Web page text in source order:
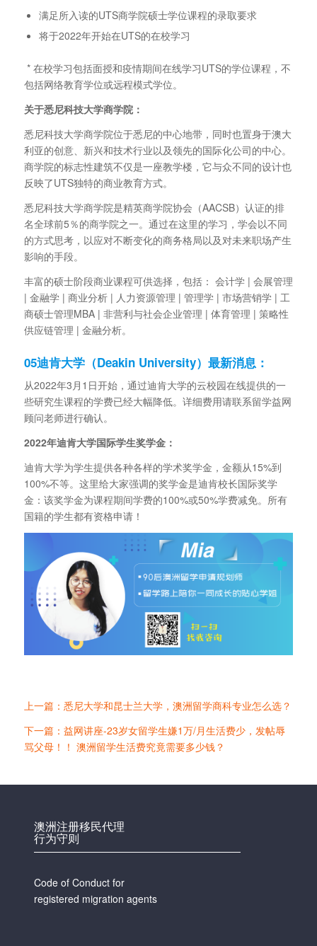
满足所入读的UTS商学院硕士学位课程的录取要求
将于2022年开始在UTS的在校学习
* 在校学习包括面授和疫情期间在线学习UTS的学位课程，不
包括网络教育学位或远程模式学位。
关于悉尼科技大学商学院：
悉尼科技大学商学院位于悉尼的中心地带，同时也置身于澳大
利亚的创意、新兴和技术行业以及领先的国际化公司的中心。
商学院的标志性建筑不仅是一座教学楼，它与众不同的设计也
反映了UTS独特的商业教育方式。
悉尼科技大学商学院是精英商学院协会（AACSB）认证的排
名全球前5％的商学院之一。通过在这里的学习，学会以不同
的方式思考，以应对不断变化的商务格局以及对未来职场产生
影响的手段。
丰富的硕士阶段商业课程可供选择，包括： 会计学 | 会展管理
| 金融学 | 商业分析 | 人力资源管理 | 管理学 | 市场营销学 | 工
商硕士管理MBA | 非营利与社会企业管理 | 体育管理 | 策略性
供应链管理 | 金融分析。
05迪肯大学（Deakin University）最新消息：
从2022年3月1日开始，通过迪肯大学的云校园在线提供的一
些研究生课程的学费已经大幅降低。详细费用请联系留学益网
顾问老师进行确认。
2022年迪肯大学国际学生奖学金：
迪肯大学为学生提供各种各样的学术奖学金，金额从15%到
100%不等。这里给大家强调的奖学金是迪肯校长国际奖学
金：该奖学金为课程期间学费的100%或50%学费减免。所有
国籍的学生都有资格申请！
上一篇：悉尼大学和昆士兰大学，澳洲留学商科专业怎么选？
下一篇：益网讲座-23岁女留学生嫌1万/月生活费少，发帖辱
骂父母！！ 澳洲留学生活费究竟需要多少钱？
澳洲注册移民代理
行为守则
Code of Conduct for
registered migration agents